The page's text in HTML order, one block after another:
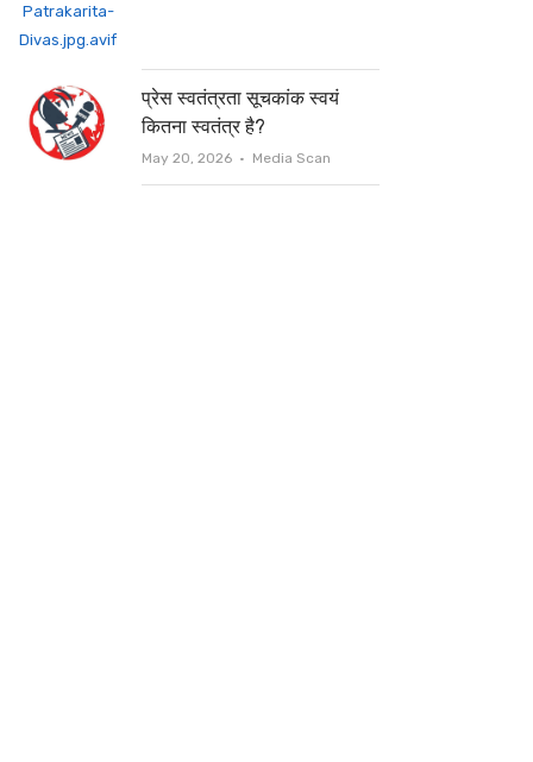
प्रेस स्वतंत्रता सूचकांक स्वयं
कितना स्वतंत्र है?
May 20, 2026 Author
Media Scan